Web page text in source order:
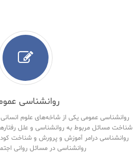
روانشناسی
روانشناسی عمومی یکی از شاخه‌های علوم
شناخت مسائل مربوط به روانشناسی و علل
روانشناسی درامر آموزش و پرورش و شناخت
روانشناسی در مسائل روانی